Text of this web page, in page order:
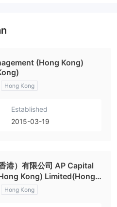
(Hong Kong)
Hong Kong
Established
2015-03-19
港）有限公司 AP Capital
Kong) Limited(Hong
Hong Kong